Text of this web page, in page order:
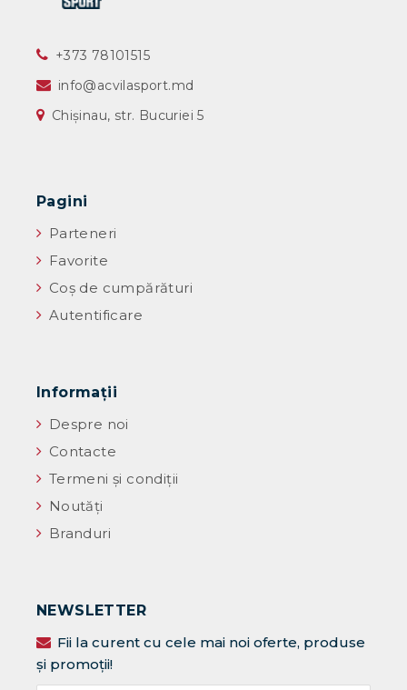
‎+373 78101515
info@acvilasport.md
Chișinau, str. Bucuriei 5
Pagini
Parteneri
Favorite
Coș de cumpărături
Autentificare
Informaţii
Despre noi
Contacte
Termeni și condiții
Noutăţi
Branduri
NEWSLETTER
Fii la curent cu cele mai noi oferte, produse
și promoții!